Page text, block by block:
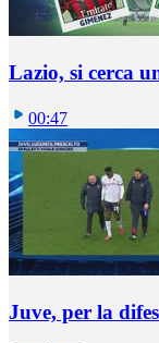
Lazio, si cerca
00:47
Juve, per la